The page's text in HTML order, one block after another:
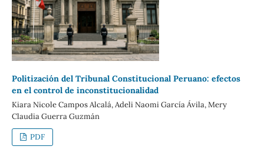
Politización del Tribunal Constitucional Peruano: efectos
en el control de inconstitucionalidad
Kiara Nicole Campos Alcalá, Adeli Naomi García Ávila, Mery
Claudia Guerra Guzmán
PDF